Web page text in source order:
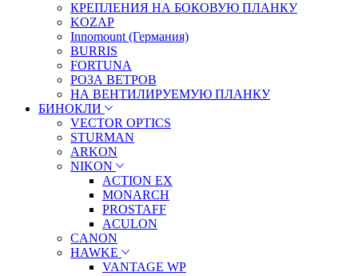
КРЕПЛЕНИЯ НА БОКОВУЮ ПЛАНКУ
KOZAP
Innomount (Германия)
BURRIS
FORTUNA
РОЗА ВЕТРОВ
НА ВЕНТИЛИРУЕМУЮ ПЛАНКУ
БИНОКЛИ
VECTOR OPTICS
STURMAN
ARKON
NIKON
ACTION EX
MONARCH
PROSTAFF
ACULON
CANON
HAWKE
VANTAGE WP